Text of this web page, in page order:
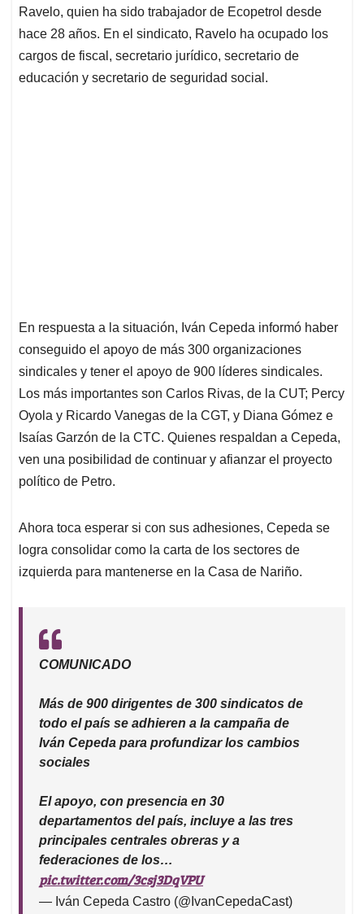
Ravelo, quien ha sido trabajador de Ecopetrol desde
hace 28 años. En el sindicato, Ravelo ha ocupado los
cargos de fiscal, secretario jurídico, secretario de
educación y secretario de seguridad social.
En respuesta a la situación, Iván Cepeda informó haber
conseguido el apoyo de más 300 organizaciones
sindicales y tener el apoyo de 900 líderes sindicales.
Los más importantes son Carlos Rivas, de la CUT; Percy
Oyola y Ricardo Vanegas de la CGT, y Diana Gómez e
Isaías Garzón de la CTC. Quienes respaldan a Cepeda,
ven una posibilidad de continuar y afianzar el proyecto
político de Petro.
Ahora toca esperar si con sus adhesiones, Cepeda se
logra consolidar como la carta de los sectores de
izquierda para mantenerse en la Casa de Nariño.
COMUNICADO
Más de 900 dirigentes de 300 sindicatos de
todo el país se adhieren a la campaña de
Iván Cepeda para profundizar los cambios
sociales
El apoyo, con presencia en 30
departamentos del país, incluye a las tres
principales centrales obreras y a
federaciones de los…
pic.twitter.com/3csj3DqVPU
— Iván Cepeda Castro (@IvanCepedaCast)